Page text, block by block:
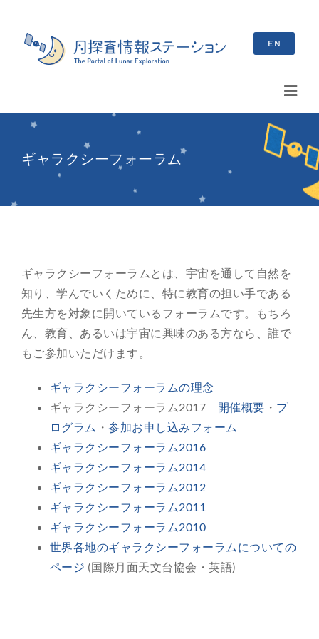
content
EN
イベント情報
ブログ
総合案内
月を知ろう
月と遊ぼう
月・惑星へ
今日の月
ギャラクシーフォーラム
ギャラクシーフォーラムとは、宇宙を通して自然を
知り、学んでいくために、特に教育の担い手である
先生方を対象に開いているフォーラムです。もちろ
ん、教育、あるいは宇宙に興味のある方なら、誰で
もご参加いただけます。
ギャラクシーフォーラムの理念
ギャラクシーフォーラム2017 開催概要 ・ プ
ログラム ・参加お申し込みフォーム
ギャラクシーフォーラム2016
ギャラクシーフォーラム2014
ギャラクシーフォーラム2012
ギャラクシーフォーラム2011
ギャラクシーフォーラム2010
世界各地のギャラクシーフォーラムについての
ページ (国際月面天文台協会・英語)